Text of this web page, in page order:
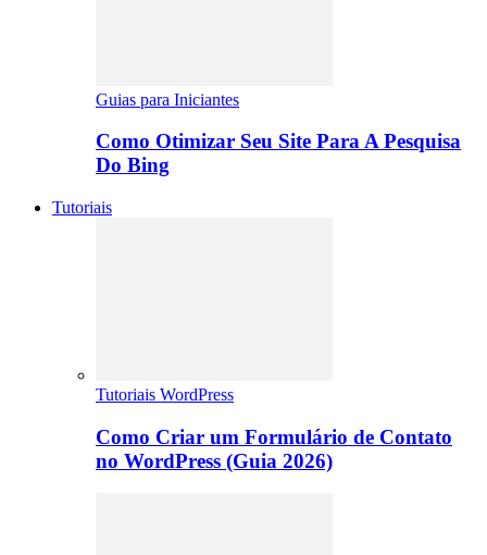
Guias para Iniciantes
Como Otimizar Seu Site Para A Pesquisa
Do Bing
Tutoriais
Tutoriais WordPress
Como Criar um Formulário de Contato
no WordPress (Guia 2026)